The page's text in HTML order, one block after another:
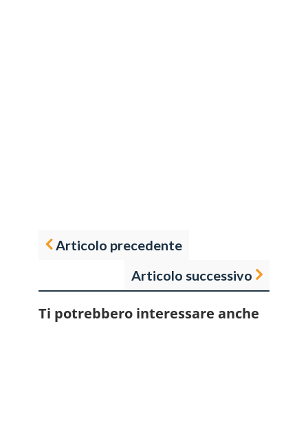
Articolo precedente
Articolo successivo
Ti potrebbero interessare anche